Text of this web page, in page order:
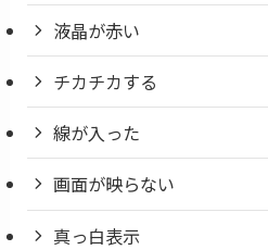
液晶が赤い
チカチカする
線が入った
画面が映らない
真っ白表示